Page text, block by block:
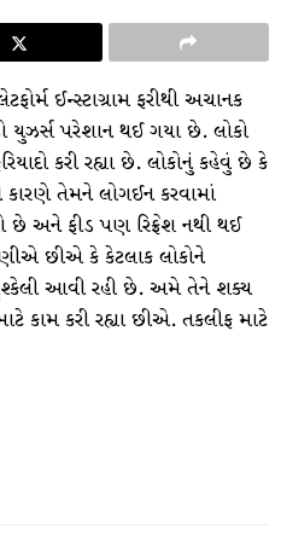
ઈન્સ્ટાગ્રામ ફરીથી અચાનક
યુઝર્સ પરેશાન થઈ ગયા છે. લોકો
કરી રહ્યા છે. લોકોનું કહેવું છે કે
કારણે તેમને લોગઈન કરવામાં
છે અને ફીડ પણ રિફ્રેશ નથી થઈ
છીએ કે કેટલાક લોકોને
મુશ્કેલી આવી રહી છે. અમે તેને શક્ય
કામ કરી રહ્યા છીએ. તકલીફ માટે